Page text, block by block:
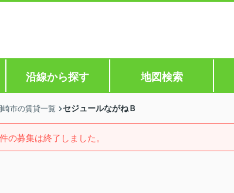
沿線から探す 地図検索
崎市の賃貸一覧 セジュールながねＢ
の募集は終了しました。